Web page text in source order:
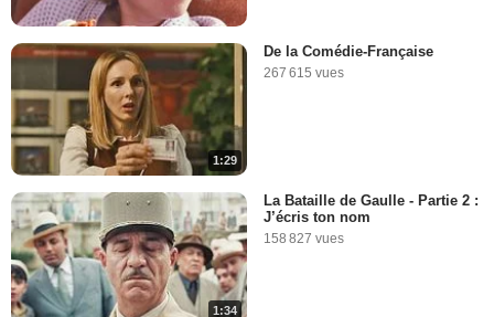
1:29
De la Comédie-Française
267 615 vues
1:34
La Bataille de Gaulle - Partie 2 :
J’écris ton nom
158 827 vues